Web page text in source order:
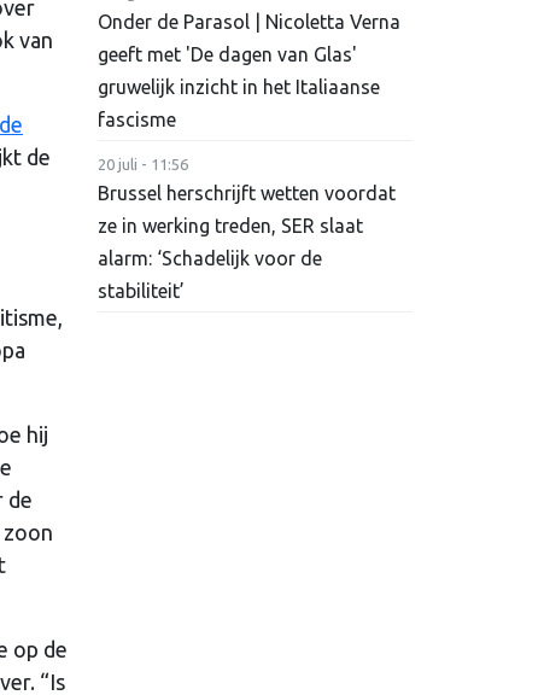
van
de
hij
de
zoon
op de
“Is
Onder de Parasol | Nicoletta Verna
geeft met 'De dagen van Glas'
gruwelijk inzicht in het Italiaanse
fascisme
20 juli - 11:56
Brussel herschrijft wetten voordat
ze in werking treden, SER slaat
alarm: ‘Schadelijk voor de
stabiliteit’